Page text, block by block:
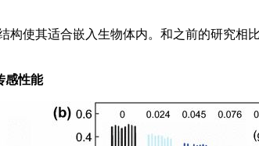
构使其适合嵌入生物体内。和之前的研究
感性能